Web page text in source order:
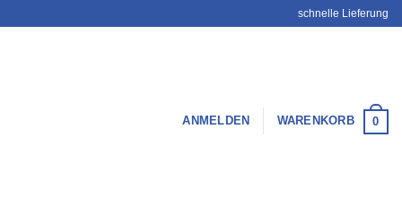
schnelle Lieferung
ANMELDEN WARENKORB 0